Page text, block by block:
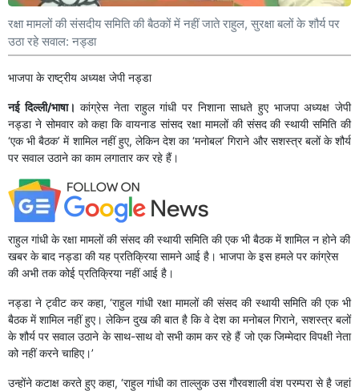
रक्षा मामलों की संसदीय समिति की बैठकों में नहीं जाते राहुल, सुरक्षा बलों के शौर्य पर
उठा रहे सवाल: नड्डा
भाजपा के राष्ट्रीय अध्यक्ष जेपी नड्डा
नई दिल्ली/भाषा। कांग्रेस नेता राहुल गांधी पर निशाना साधते हुए भाजपा अध्यक्ष जेपी
नड्डा ने सोमवार को कहा कि वायनाड सांसद रक्षा मामलों की संसद की स्थायी समिति की
‘एक भी बैठक’ में शामिल नहीं हुए, लेकिन देश का ‘मनोबल’ गिराने और सशस्त्र बलों के शौर्य
पर सवाल उठाने का काम लगातार कर रहे हैं।
राहुल गांधी के रक्षा मामलों की संसद की स्थायी समिति की एक भी बैठक में शामिल न होने की
खबर के बाद नड्डा की यह प्रतिक्रिया सामने आई है। भाजपा के इस हमले पर कांग्रेस
की अभी तक कोई प्रतिक्रिया नहीं आई है।
नड्डा ने ट्वीट कर कहा, ‘राहुल गांधी रक्षा मामलों की संसद की स्थायी समिति की एक भी
बैठक में शामिल नहीं हुए। लेकिन दुख की बात है कि वे देश का मनोबल गिराने, सशस्त्र बलों
के शौर्य पर सवाल उठाने के साथ-साथ वो सभी काम कर रहे हैं जो एक जिम्मेदार विपक्षी नेता
को नहीं करने चाहिए।’
उन्होंने कटाक्ष करते हुए कहा, ‘राहुल गांधी का ताल्लुक उस गौरवशाली वंश परम्परा से है जहां